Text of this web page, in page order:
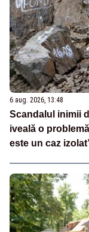
6 aug. 2026, 13:48
Scandalul inimii
iveală o
este un caz